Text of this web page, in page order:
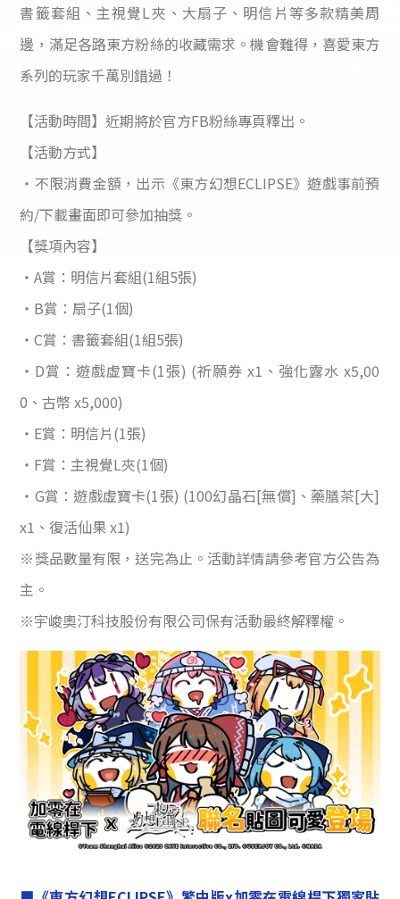
書籤套組、主視覺L夾、大扇子、明信片等多款精美周
邊，滿足各路東方粉絲的收藏需求。機會難得，喜愛東方
系列的玩家千萬別錯過！
【活動時間】近期將於官方FB粉絲專頁釋出。
【活動方式】
・不限消費金額，出示《東方幻想ECLIPSE》遊戲事前預
約/下載畫面即可參加抽獎。
【獎項內容】
・A賞：明信片套組(1組5張)
・B賞：扇子(1個)
・C賞：書籤套組(1組5張)
・D賞：遊戲虛寶卡(1張) (祈願券 x1、強化露水 x5,00
0、古幣 x5,000)
・E賞：明信片(1張)
・F賞：主視覺L夾(1個)
・G賞：遊戲虛寶卡(1張) (100幻晶石[無償]、藥膳茶[大]
x1、復活仙果 x1)
※獎品數量有限，送完為止。活動詳情請參考官方公告為
主。
※宇峻奧汀科技股份有限公司保有活動最終解釋權。